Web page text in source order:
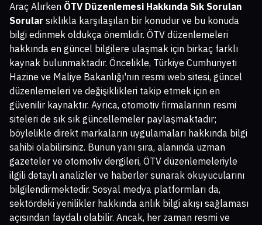
Araç Alırken ÖTV Düzenlemesi Hakkında Sık Sorulan
Sorular sıklıkla karşılaşılan bir konudur ve bu konuda
bilgi edinmek oldukça önemlidir. ÖTV düzenlemeleri
hakkında en güncel bilgilere ulaşmak için birkaç farklı
kaynak bulunmaktadır. Öncelikle, Türkiye Cumhuriyeti
Hazine ve Maliye Bakanlığı'nın resmi web sitesi, güncel
düzenlemeleri ve değişiklikleri takip etmek için en
güvenilir kaynaktır. Ayrıca, otomotiv firmalarının resmi
siteleri de sık sık güncellemeler paylaşmaktadır;
böylelikle direkt markaların uygulamaları hakkında bilgi
sahibi olabilirsiniz. Bunun yanı sıra, alanında uzman
gazeteler ve otomotiv dergileri, ÖTV düzenlemeleriyle
ilgili detaylı analizler ve haberler sunarak okuyucularını
bilgilendirmektedir. Sosyal medya platformları da,
sektördeki yenilikler hakkında anlık bilgi akışı sağlaması
açısından faydalı olabilir. Ancak, her zaman resmi ve